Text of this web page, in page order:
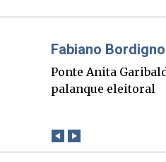
O
que a